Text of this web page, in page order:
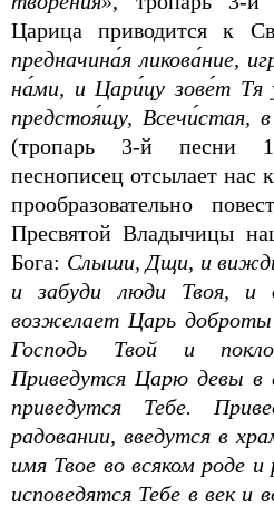
Царица приводится к
предначина́я ликова́ние,
на́ми, и Цари́цу зове́т Тя
предстоя́щу, Всечи́стая,
(тропарь 3-й песни
песнописец отсылает нас
прообразовательно
Пресвятой Владычицы
Бога: Слыши, Дщи, и
и забуди люди Твоя, и
возжелает Царь доброты
Господь Твой и
Приведутся Царю девы в
приведутся Тебе.
радовании, введутся в
имя Твое во всяком роде
исповедятся Тебе в век и